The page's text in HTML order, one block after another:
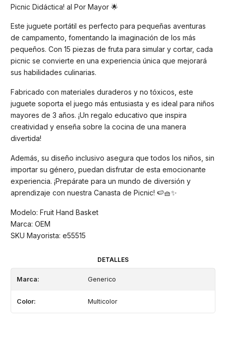
Picnic Didáctica! al Por Mayor 🌟
Este juguete portátil es perfecto para pequeñas aventuras
de campamento, fomentando la imaginación de los más
pequeños. Con 15 piezas de fruta para simular y cortar, cada
picnic se convierte en una experiencia única que mejorará
sus habilidades culinarias.
Fabricado con materiales duraderos y no tóxicos, este
juguete soporta el juego más entusiasta y es ideal para niños
mayores de 3 años. ¡Un regalo educativo que inspira
creatividad y enseña sobre la cocina de una manera
divertida!
Además, su diseño inclusivo asegura que todos los niños, sin
importar su género, puedan disfrutar de esta emocionante
experiencia. ¡Prepárate para un mundo de diversión y
aprendizaje con nuestra Canasta de Picnic! 🍉🧺✨
Modelo: Fruit Hand Basket
Marca: OEM
SKU Mayorista: e55515
DETALLES
Marca: Generico
Color: Multicolor